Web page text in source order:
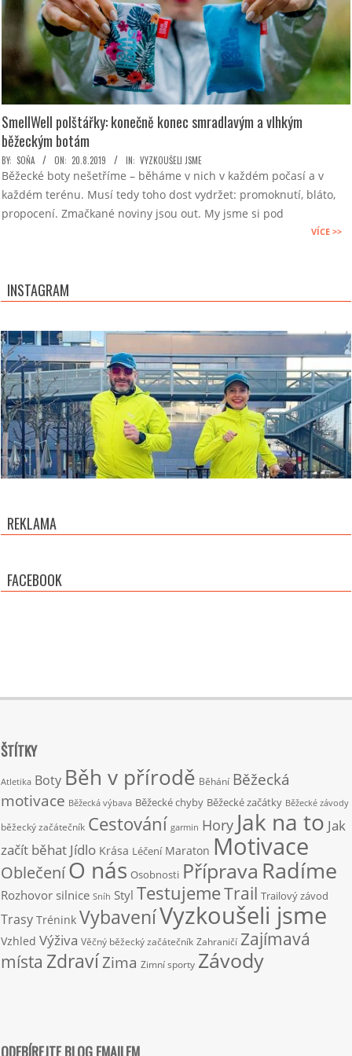
SmellWell polštářky: konečně konec smradlavým a vlhkým
běžeckým botám
2019-
08-
20
BY: SOŇA ON: 20.8.2019 IN: VYZKOUŠELI JSME
Běžecké boty nešetříme – běháme v nich v každém počasí a v
každém terénu. Musí tedy toho dost vydržet: promoknutí, bláto,
propocení. Zmačkané noviny jsou out. My jsme si pod
VÍCE >>
INSTAGRAM
REKLAMA
FACEBOOK
ŠTÍTKY
Atletika Boty Běh v přírodě Běhání Běžecká
motivace Běžecká výbava Běžecké chyby Běžecké začátky Běžecké závody
běžecký začátečník Cestování garmin Hory Jak na to Jak
začít běhat Jídlo Krása Léčení Maraton Motivace
OblečeníO nás Osobnosti Příprava Radíme
Rozhovor silnice Sníh Styl TestujemeTrail Trailový závod
Trasy Trénink VybaveníVyzkoušeli jsme
Vzhled Výživa Věčný běžecký začátečník Zahraničí Zajímavá
místa ZdravíZima Zimní sporty Závody
ODEBÍREJTE BLOG EMAILEM